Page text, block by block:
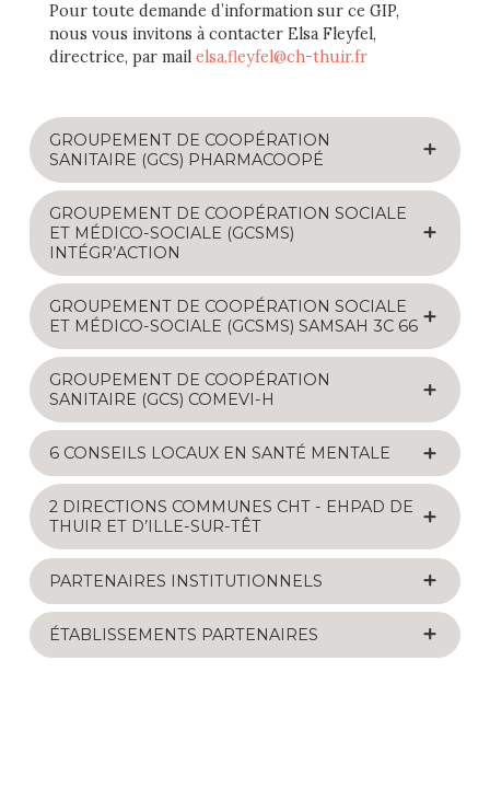
Pour toute demande d’information sur ce GIP,
nous vous invitons à contacter Elsa Fleyfel,
directrice, par mail elsa.fleyfel@ch-thuir.fr
GROUPEMENT DE COOPÉRATION
SANITAIRE (GCS) PHARMACOOPÉ
GROUPEMENT DE COOPÉRATION SOCIALE
ET MÉDICO-SOCIALE (GCSMS)
INTÉGR’ACTION
GROUPEMENT DE COOPÉRATION SOCIALE
ET MÉDICO-SOCIALE (GCSMS) SAMSAH 3C 66
GROUPEMENT DE COOPÉRATION
SANITAIRE (GCS) COMEVI-H
6 CONSEILS LOCAUX EN SANTÉ MENTALE
2 DIRECTIONS COMMUNES CHT - EHPAD DE
THUIR ET D’ILLE-SUR-TÊT
PARTENAIRES INSTITUTIONNELS
ÉTABLISSEMENTS PARTENAIRES